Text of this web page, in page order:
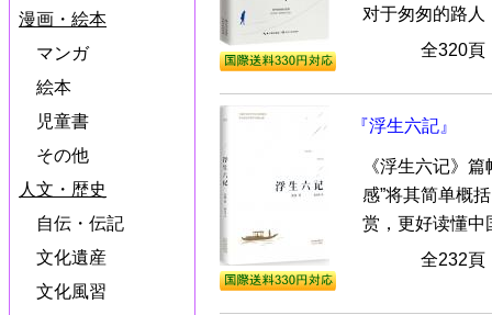
漫画・絵本
マンガ
絵本
児童書
その他
人文・歴史
自伝・伝記
文化遺産
文化風習
对于匆匆的路人
全320
『浮生六記』
《浮生六记》
感”将其简单概
赏，更好读懂中
全232